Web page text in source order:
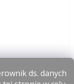
ds. danych